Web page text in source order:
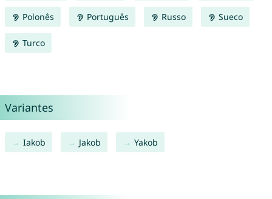
Polonês Português Russo Sueco
Turco
Variantes
Iakob Jakob Yakob